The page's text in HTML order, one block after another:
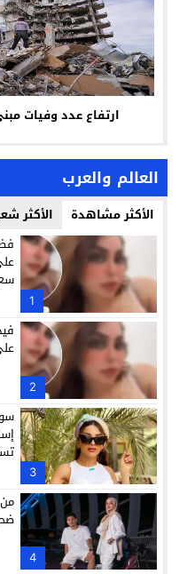
ارتفاع عدد وفيات مبنى
العالم والعرب
الأكثر مشاهدة الأكثر
1
2
3
4